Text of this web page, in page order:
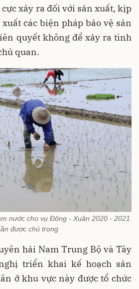
xảy ra đối với sản xuất, kịp
các biện pháp bảo vệ sản
quyết không để xảy ra tình
quan.
nước cho vụ Đông - Xuân 2020 - 2021
được chú trọng
hải Nam Trung Bộ và Tây
triển khai kế hoạch sản
ở khu vực này được tổ chức